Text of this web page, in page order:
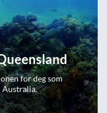
for deg som
Australia.